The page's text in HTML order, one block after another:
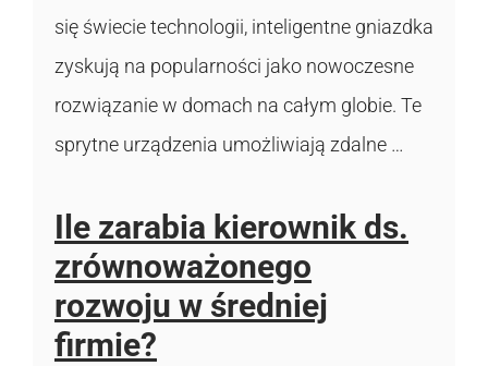
się świecie technologii, inteligentne gniazdka
zyskują na popularności jako nowoczesne
rozwiązanie w domach na całym globie. Te
sprytne urządzenia umożliwiają zdalne …
Ile zarabia kierownik ds.
zrównoważonego
rozwoju w średniej
firmie?